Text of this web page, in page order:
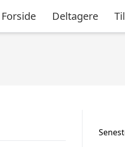
Forside Deltagere